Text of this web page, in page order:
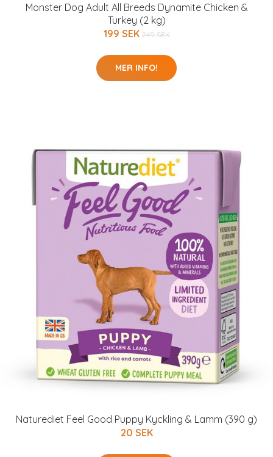
Monster Dog Adult All Breeds Dynamite Chicken &
Turkey (2 kg)
199 SEK 249 SEK
MER INFO!
Naturediet Feel Good Puppy Kyckling & Lamm (390 g)
20 SEK